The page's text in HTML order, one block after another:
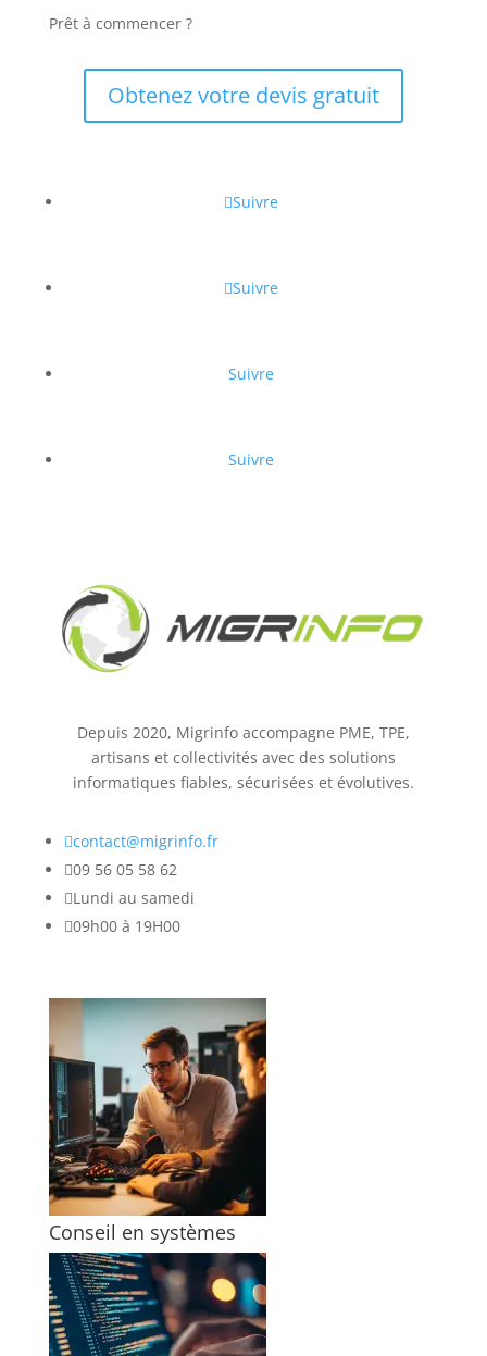
Prêt à commencer ?
Obtenez votre devis gratuit
Suivre
Suivre
Suivre
Suivre
Depuis 2020, Migrinfo accompagne PME, TPE,
artisans et collectivités avec des solutions
informatiques fiables, sécurisées et évolutives.
contact@migrinfo.fr
09 56 05 58 62
Lundi au samedi
09h00 à 19H00
Conseil en systèmes